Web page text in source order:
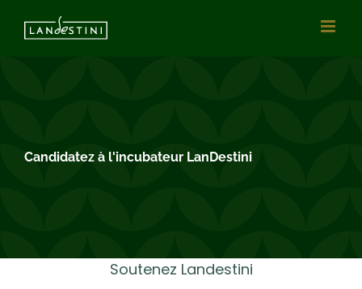
Candidatez à l'incubateur LanDestini
Soutenez Landestini